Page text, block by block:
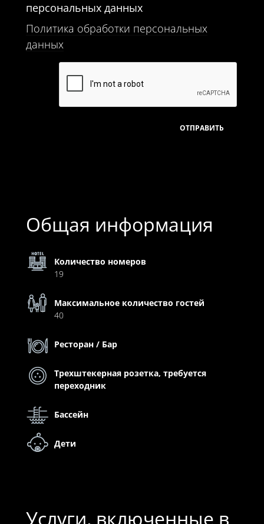
персональных данных
Политика обработки персональных
данных
Общая информация
Количество номеров
19
Максимальное количество гостей
40
Ресторан / Бар
Трехштекерная розетка, требуется
переходник
Бассейн
Дети
Услуги, включенные в